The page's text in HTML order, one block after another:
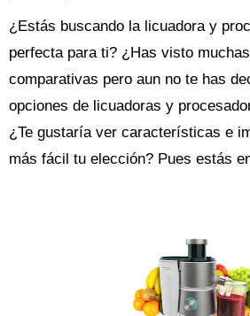
¿Estás buscando la licuadoray
perfecta para ti? ¿Has visto
comparativas pero aun no te has
opciones de licuadoras y
¿Te gustaría ver características e
más fácil tu elección? Pues estás